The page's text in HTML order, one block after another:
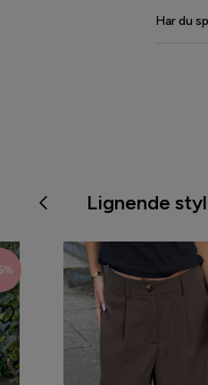
Har du
Lignende